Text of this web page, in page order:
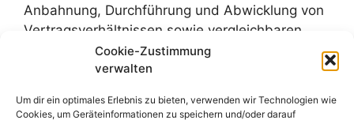
Cookie-Zustimmung
verwalten
Um dir ein optimales Erlebnis zu bieten, verwenden wir Technologien wie
Cookies, um Geräteinformationen zu speichern und/oder darauf
Anbahnung, Durchführung und Abwicklung von
Vertragsverhältnissen sowie vergleichbaren
Rechtsverhältnissen. Dies umfasst auch
vorvertragliche Maßnahmen, die auf Anfrage
Zusammenhang mit dem jeweiligen